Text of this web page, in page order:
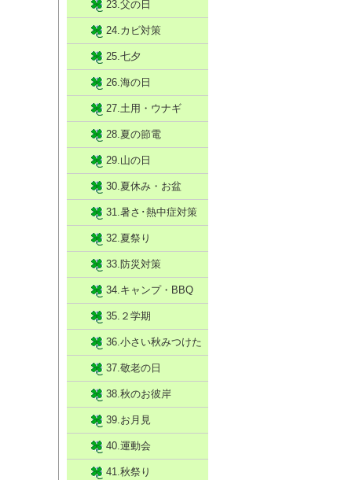
23.父の日
24.カビ対策
25.七夕
26.海の日
27.土用・ウナギ
28.夏の節電
29.山の日
30.夏休み・お盆
31.暑さ･熱中症対策
32.夏祭り
33.防災対策
34.キャンプ・BBQ
35.２学期
36.小さい秋みつけた
37.敬老の日
38.秋のお彼岸
39.お月見
40.運動会
41.秋祭り